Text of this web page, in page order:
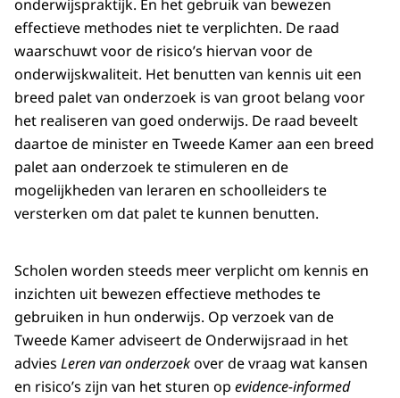
onderwijspraktijk. En het gebruik van bewezen
effectieve methodes niet te verplichten. De raad
waarschuwt voor de risico’s hiervan voor de
onderwijskwaliteit. Het benutten van kennis uit een
breed palet van onderzoek is van groot belang voor
het realiseren van goed onderwijs. De raad beveelt
daartoe de minister en Tweede Kamer aan een breed
palet aan onderzoek te stimuleren en de
mogelijkheden van leraren en schoolleiders te
versterken om dat palet te kunnen benutten.
Scholen worden steeds meer verplicht om kennis en
inzichten uit bewezen effectieve methodes te
gebruiken in hun onderwijs. Op verzoek van de
Tweede Kamer adviseert de Onderwijsraad in het
advies Leren van onderzoekover de vraag wat kansen
en risico’s zijn van het sturen op evidence-informed